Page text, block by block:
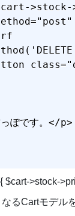
>stock-
ぽです。</p>
$cart->stock-
るCartモデル